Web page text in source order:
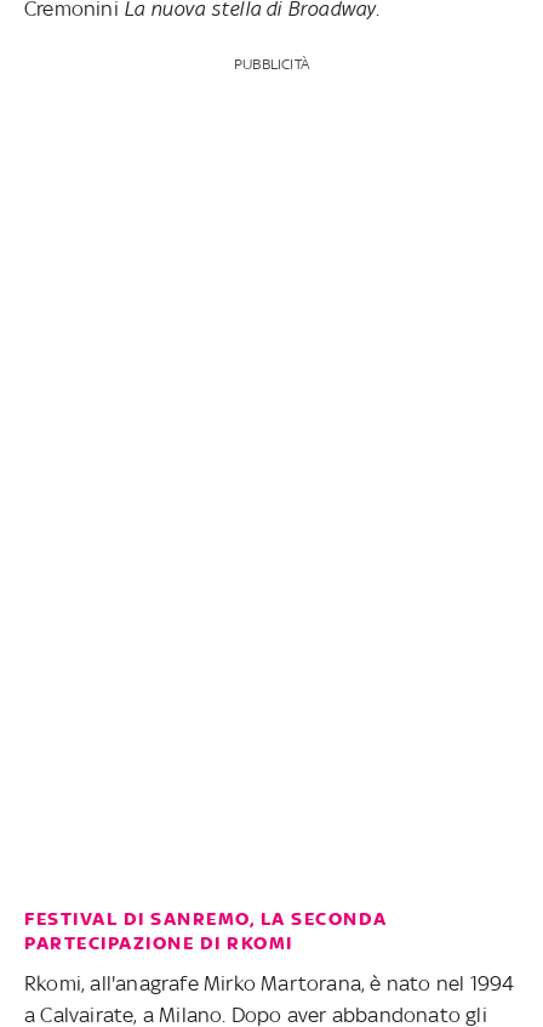
Cremonini La nuova stella di Broadway.
PUBBLICITÀ
FESTIVAL DI SANREMO, LA SECONDA
PARTECIPAZIONE DI RKOMI
Rkomi, all'anagrafe Mirko Martorana, è nato nel 1994
a Calvairate, a Milano. Dopo aver abbandonato gli